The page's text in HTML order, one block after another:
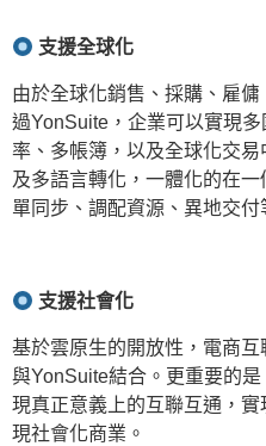
支援全球化
由於全球化銷售、採購、雇
過YonSuite，企業可以實現
率、多帳簿，以及全球化交
及多語言轉化，一體化的在
單同步、調配資源、異地交付
支援社會化
基於雲原生的開放性，電商
與YonSuite結合。更重要的
現真正意義上的互聯互通，
現社會化商業。